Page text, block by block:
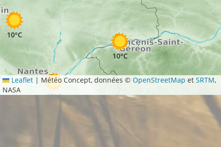
10°C
10°C
13°C
Leaflet | Météo Concept, données ©OpenStreetMap etSRTM,
NASA